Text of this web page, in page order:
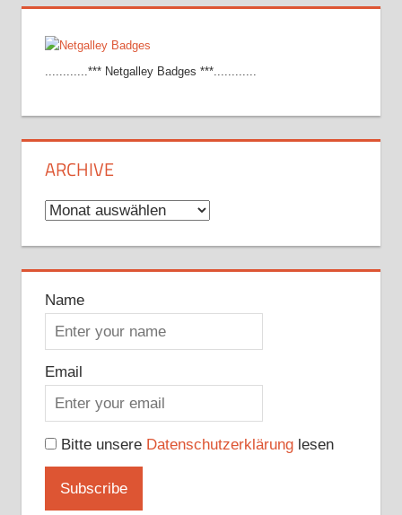
............*** Netgalley Badges ***............
ARCHIVE
Archive
Name
Email
Bitte unsere Datenschutzerklärunglesen